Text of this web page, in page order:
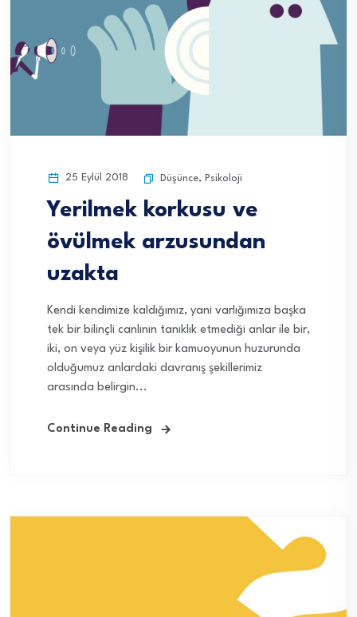
25 Eylül 2018 Düşünce, Psikoloji
Yerilmek korkusu ve
övülmek arzusundan
uzakta
Kendi kendimize kaldığımız, yani varlığımıza başka
tek bir bilinçli canlının tanıklık etmediği anlar ile bir,
iki, on veya yüz kişilik bir kamuoyunun huzurunda
olduğumuz anlardaki davranış şekillerimiz
arasında belirgin...
Continue Reading